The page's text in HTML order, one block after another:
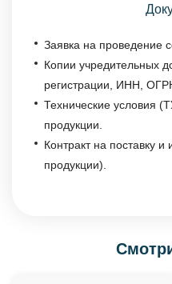
Заявка на проведение
Копии учредительных
регистрации, ИНН,
Технические условия
продукции.
Контракт на поставку
продукции).